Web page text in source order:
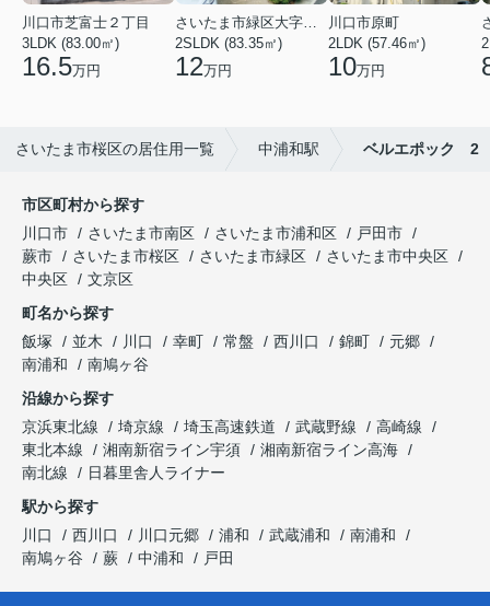
川口市芝富士２丁目
3LDK (83.00㎡)
16.5万円
さいたま市緑区大字三室
2SLDK (83.35㎡)
12万円
川口市原町
2LDK (57.46㎡)
10万円
さいたま市桜区の居住用一覧 中浦和駅 ベルエポック 2
市区町村から探す
川口市
さいたま市南区 さいたま市浦和区
戸田市
蕨市
さいたま市桜区 さいたま市緑区
さいたま市中央区
中央区
文京区
町名から探す
飯塚
並木 川口 幸町 常盤 西川口 錦町
元郷
南浦和
南鳩ヶ谷
沿線から探す
京浜東北線
埼京線 埼玉高速鉄道 武蔵野線
高崎線
東北本線
湘南新宿ライン宇須
湘南新宿ライン高海
南北線
日暮里舎人ライナー
駅から探す
川口
西川口 川口元郷 浦和 武蔵浦和
南浦和
南鳩ヶ谷
蕨 中浦和 戸田